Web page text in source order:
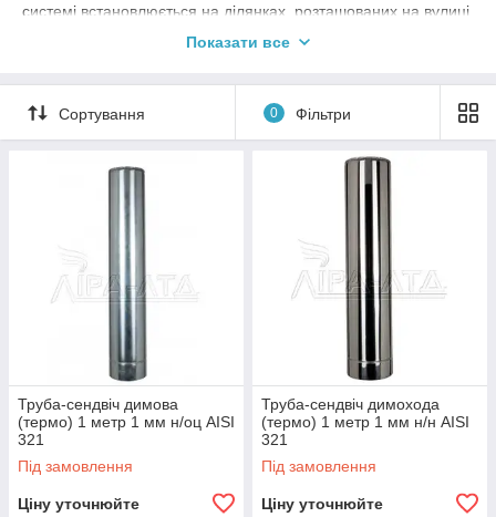
системі встановлюється на ділянках, розташованих на вулиці.
утеплити трубу, щоб уникнути появи такого негативного
Внутрішня труба димоходу-сендвіч завжди виготовлена з
неіржавкої сталі, зовнішня труба-шкіра може бути
матеріал між трубою та кожухом слугує для утеплення.
Показати все
Сортування 0 Фільтри
Труба-сендвіч димова
(термо) 1 метр 1 мм н/оц AISI
321
Під замовлення
Ціну уточнюйте
Труба-сендвіч димохода
(термо) 1 метр 1 мм н/н AISI
321
Під замовлення
Ціну уточнюйте